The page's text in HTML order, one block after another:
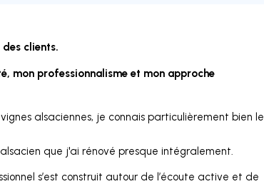
clients.
mon professionnalisme et mon approche
alsaciennes, je connais particulièrement bien le
que j'ai rénové presque intégralement.
s’est construit autour de l’écoute active et de